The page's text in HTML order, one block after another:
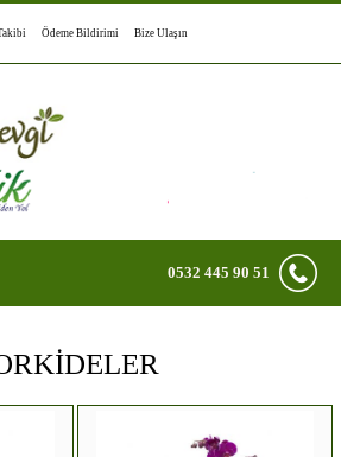
Ödeme Bildirimi Bize Ulaşın
0532 445 90 51